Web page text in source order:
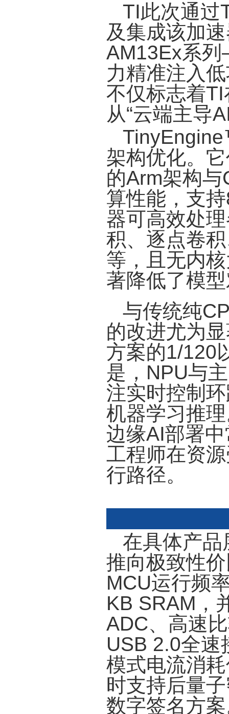
TI此次通过
及集成该加
AM13Ex系
力精准注入
不仅标志着
从“云端主导
架构优化。
的Arm架构
算性能，支
器可高效处
积、逐点卷
等，且无内
著降低了模
与传统纯
的改进尤为
方案的1/120
是，NPU与
注实时控制
机器学习推
边缘AI部署
工程师在资
行路径。
在具体产品
推向极致性
MCU运行频
KB SRAM，
ADC、高速
USB 2.0全速
模式电流消
时支持后量
数字签名方